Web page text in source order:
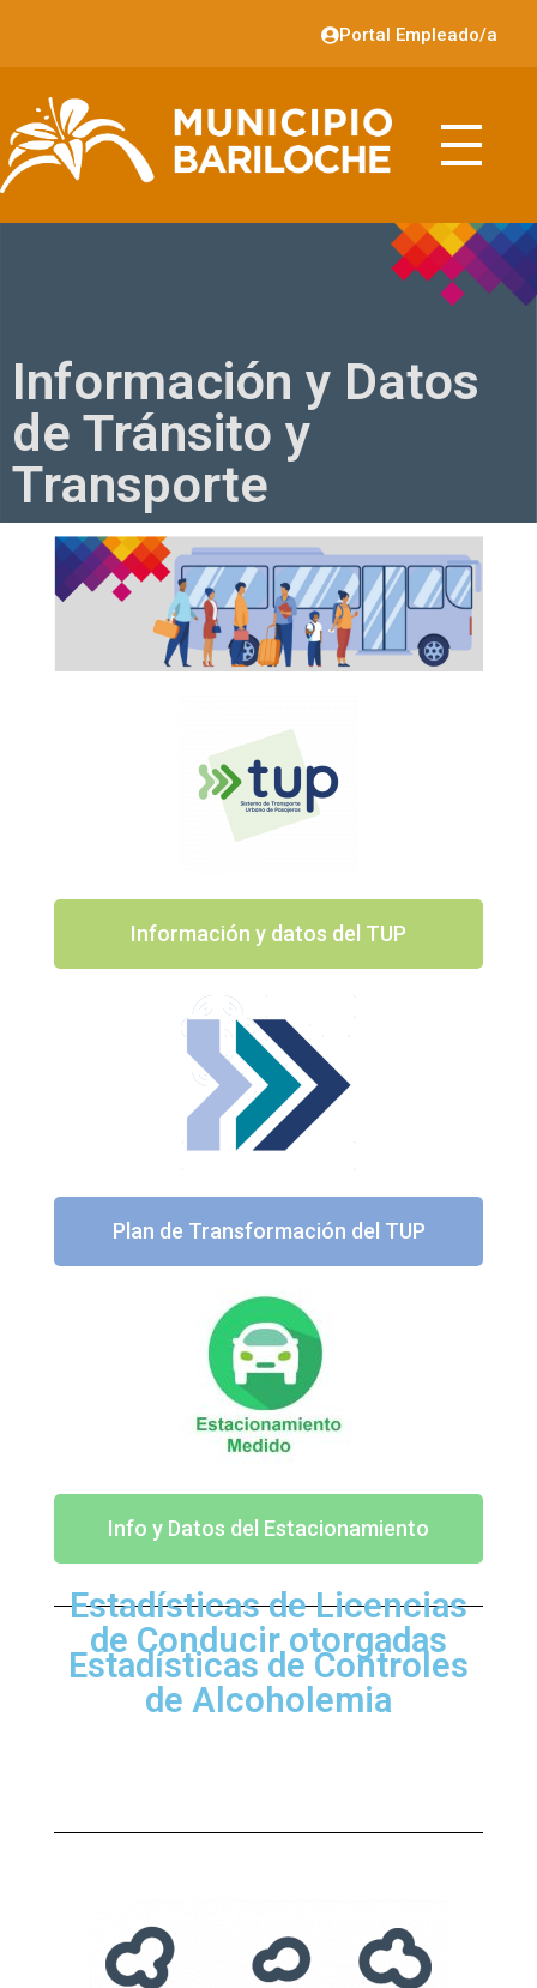
Portal Empleado/a
Información y Datos
de Tránsito y
Transporte
Información y datos del TUP
Plan de Transformación del TUP
Info y Datos del Estacionamiento
Estadísticas de Controles
de Alcoholemia
Estadísticas de Licencias
de Conducir otorgadas